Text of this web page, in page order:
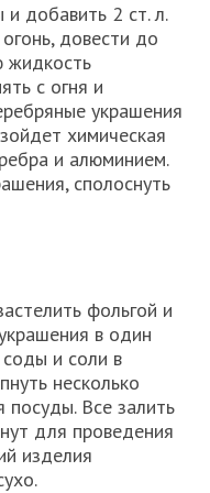
добавить 2 ст. л.
довести до
жидкость
с огня и
украшения
химическая
и алюминием.
сполоснуть
фольгой и
в один
соды и соли в
несколько
Все залить
для проведения
изделия